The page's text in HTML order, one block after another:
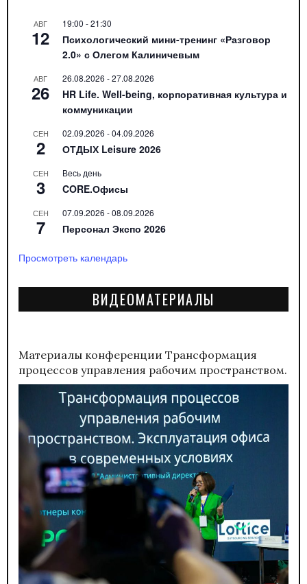
АВГ
12
19:00 -21:30
Психологический мини-тренинг «Разговор
2.0» с Олегом Калиничевым
АВГ
26
26.08.2026 -27.08.2026
HR Life. Well-being, корпоративная культура и
коммуникации
СЕН
2
02.09.2026 -04.09.2026
ОТДЫХ Leisure 2026
СЕН
3
Весь день
CORE.Офисы
СЕН
7
07.09.2026 -08.09.2026
Персонал Экспо 2026
Просмотреть календарь
ВИДЕОМАТЕРИАЛЫ
Материалы конференции Трансформация
процессов управления рабочим пространством.